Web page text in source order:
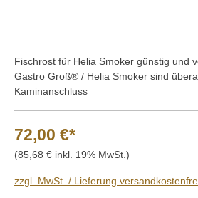
Fischrost für Helia Smoker günstig und
Gastro Groß® / Helia Smoker sind
Kaminanschluss
72,00 €*
(85,68 € inkl. 19% MwSt.)
zzgl. MwSt. / Lieferung